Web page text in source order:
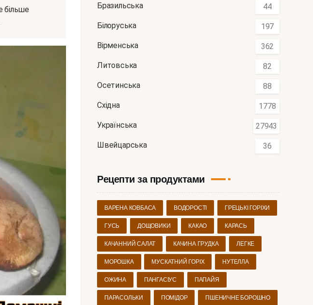
Бразильська 44
Білоруська 197
Вірменська 362
Литовська 82
Осетинська 88
Східна 1778
Українська 27943
Швейцарська 36
Рецепти за продуктами
ВАРЕНА КОВБАСА ВОДОРОСТІ ГРЕЦЬКІ ГОРІХИ
ГУСЬ ДОЩОВИКИ КАКАО КАРАСЬ
КАЧАННИЙ САЛАТ КАЧИНА ГРУДКА ЛЕГКЕ
МОРОШКА МУСКАТНИЙ ГОРІХ НУТЕЛЛА
ОЖИНА ПАНГАСІУС ПАПАЙЯ
ПАРАСОЛЬКИ ПОМІДОР ПШЕНИЧНЕ БОРОШНО